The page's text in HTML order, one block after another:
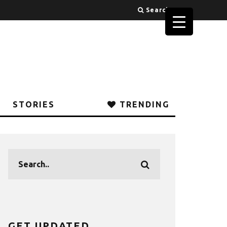
Search
STORIES TRENDING